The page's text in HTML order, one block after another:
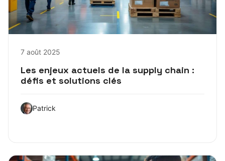
7 août 2025
Les enjeux actuels de la supply chain :
défis et solutions clés
Patrick